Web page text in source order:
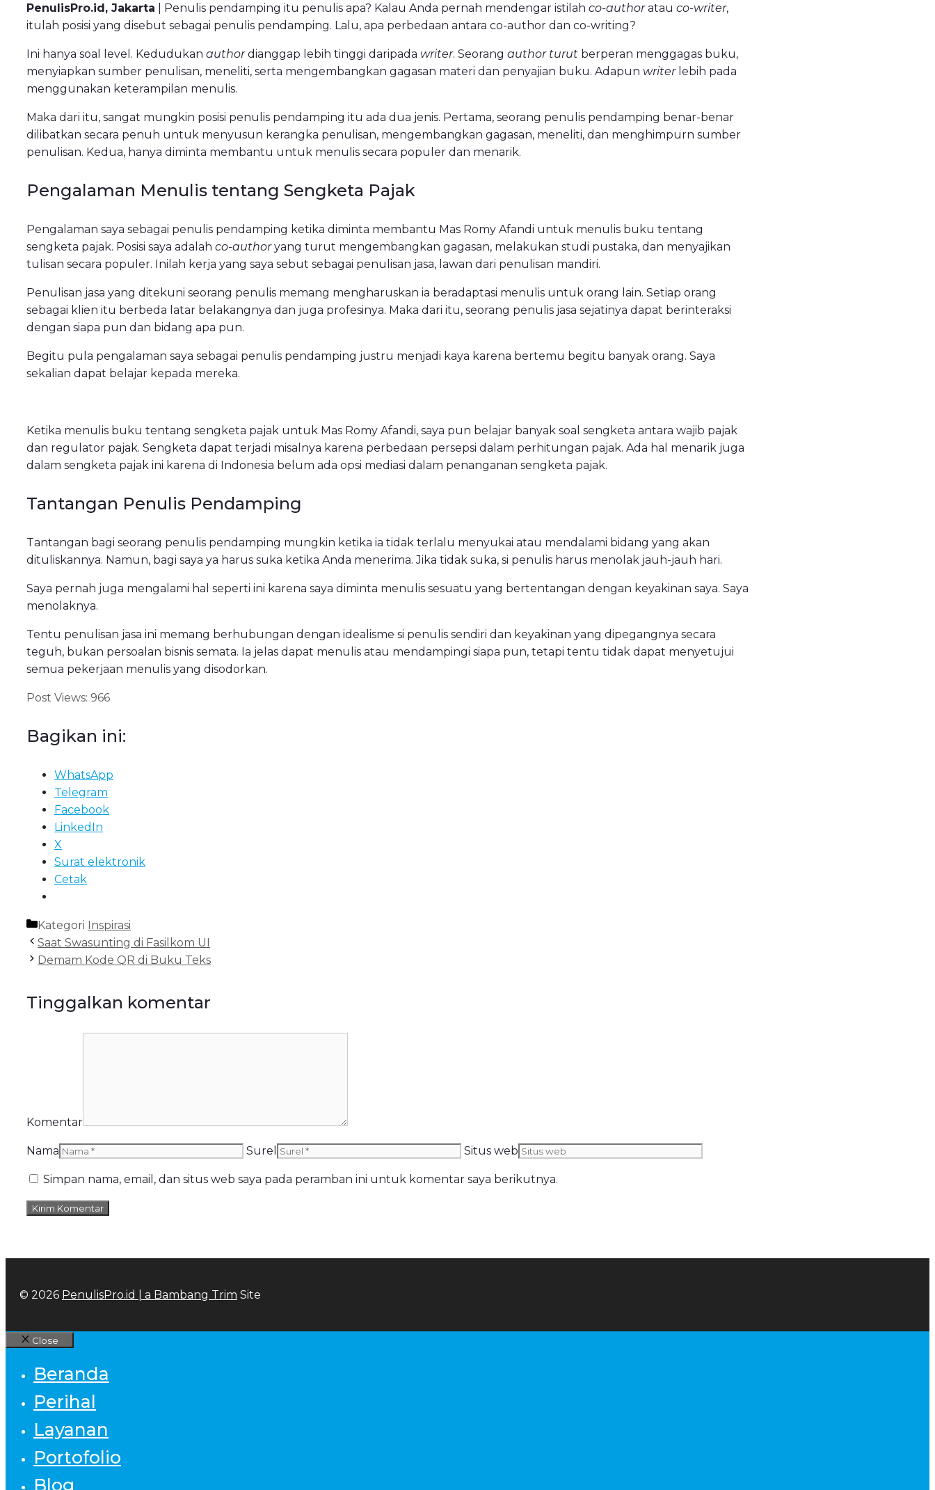
PenulisPro.id, Jakarta | Penulis pendamping itu penulis apa? Kalau Anda pernah mendengar istilah co-authoratau co-writer,
itulah posisi yang disebut sebagai penulis pendamping. Lalu, apa perbedaan antara co-author dan co-writing?
Ini hanya soal level. Kedudukan authordianggap lebih tinggi daripada writer. Seorang author turut berperan menggagas buku,
menyiapkan sumber penulisan, meneliti, serta mengembangkan gagasan materi dan penyajian buku. Adapun writerlebih pada
menggunakan keterampilan menulis.
Maka dari itu, sangat mungkin posisi penulis pendamping itu ada dua jenis. Pertama, seorang penulis pendamping benar-benar
dilibatkan secara penuh untuk menyusun kerangka penulisan, mengembangkan gagasan, meneliti, dan menghimpurn sumber
penulisan. Kedua, hanya diminta membantu untuk menulis secara populer dan menarik.
Pengalaman Menulis tentang Sengketa Pajak
Pengalaman saya sebagai penulis pendamping ketika diminta membantu Mas Romy Afandi untuk menulis buku tentang
sengketa pajak. Posisi saya adalah co-authoryang turut mengembangkan gagasan, melakukan studi pustaka, dan menyajikan
tulisan secara populer. Inilah kerja yang saya sebut sebagai penulisan jasa, lawan dari penulisan mandiri.
Penulisan jasa yang ditekuni seorang penulis memang mengharuskan ia beradaptasi menulis untuk orang lain. Setiap orang
sebagai klien itu berbeda latar belakangnya dan juga profesinya. Maka dari itu, seorang penulis jasa sejatinya dapat berinteraksi
dengan siapa pun dan bidang apa pun.
Begitu pula pengalaman saya sebagai penulis pendamping justru menjadi kaya karena bertemu begitu banyak orang. Saya
sekalian dapat belajar kepada mereka.
Ketika menulis buku tentang sengketa pajak untuk Mas Romy Afandi, saya pun belajar banyak soal sengketa antara wajib pajak
dan regulator pajak. Sengketa dapat terjadi misalnya karena perbedaan persepsi dalam perhitungan pajak. Ada hal menarik juga
dalam sengketa pajak ini karena di Indonesia belum ada opsi mediasi dalam penanganan sengketa pajak.
Tantangan Penulis Pendamping
Tantangan bagi seorang penulis pendamping mungkin ketika ia tidak terlalu menyukai atau mendalami bidang yang akan
dituliskannya. Namun, bagi saya ya harus suka ketika Anda menerima. Jika tidak suka, si penulis harus menolak jauh-jauh hari.
Saya pernah juga mengalami hal seperti ini karena saya diminta menulis sesuatu yang bertentangan dengan keyakinan saya. Saya
menolaknya.
Tentu penulisan jasa ini memang berhubungan dengan idealisme si penulis sendiri dan keyakinan yang dipegangnya secara
teguh, bukan persoalan bisnis semata. Ia jelas dapat menulis atau mendampingi siapa pun, tetapi tentu tidak dapat menyetujui
semua pekerjaan menulis yang disodorkan.
Post Views: 966
Bagikan ini:
WhatsApp
Telegram
Facebook
LinkedIn
X
Surat elektronik
Cetak
Kategori Inspirasi
Saat Swasunting di Fasilkom UI
Demam Kode QR di Buku Teks
Tinggalkan komentar
Komentar
Nama Surel Situs web
Simpan nama, email, dan situs web saya pada peramban ini untuk komentar saya berikutnya.
© 2026 PenulisPro.id | a Bambang Trim Site
Close
Beranda
Perihal
Layanan
Portofolio
Blog